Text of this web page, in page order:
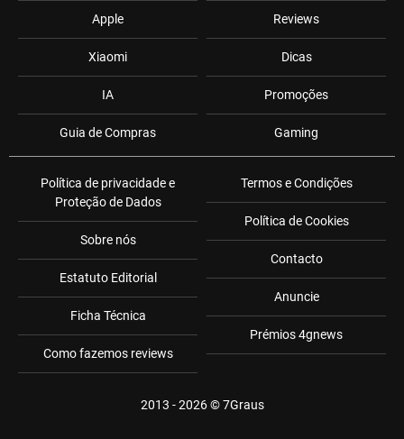
Apple
Xiaomi
IA
Guia de Compras
Reviews
Dicas
Promoções
Gaming
Política de privacidade e
Proteção de Dados
Sobre nós
Estatuto Editorial
Ficha Técnica
Como fazemos reviews
Termos e Condições
Política de Cookies
Contacto
Anuncie
Prémios 4gnews
2013 - 2026 ©7Graus